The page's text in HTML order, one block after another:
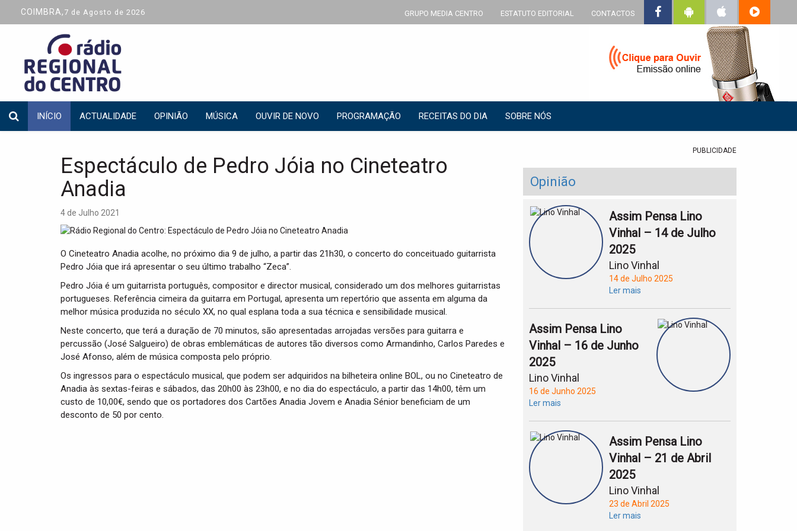
COIMBRA, 7 de Agosto de 2026 GRUPO MEDIA CENTRO ESTATUTO EDITORIAL CONTACTOS
INÍCIO ACTUALIDADE OPINIÃO MÚSICA OUVIR DE NOVO PROGRAMAÇÃO RECEITAS DO DIA SOBRE NÓS
Espectáculo de Pedro Jóia no Cineteatro
Anadia
4 de Julho 2021
O Cineteatro Anadia acolhe, no próximo dia 9 de julho, a partir das 21h30, o concerto do conceituado guitarrista
Pedro Jóia que irá apresentar o seu último trabalho “Zeca”.
Pedro Jóia é um guitarrista português, compositor e director musical, considerado um dos melhores guitarristas
portugueses. Referência cimeira da guitarra em Portugal, apresenta um repertório que assenta em alguma da
melhor música produzida no século XX, no qual esplana toda a sua técnica e sensibilidade musical.
Neste concerto, que terá a duração de 70 minutos, são apresentadas arrojadas versões para guitarra e
percussão (José Salgueiro) de obras emblemáticas de autores tão diversos como Armandinho, Carlos Paredes e
José Afonso, além de música composta pelo próprio.
Os ingressos para o espectáculo musical, que podem ser adquiridos na bilheteira online BOL, ou no Cineteatro de
Anadia às sextas-feiras e sábados, das 20h00 às 23h00, e no dia do espectáculo, a partir das 14h00, têm um
custo de 10,00€, sendo que os portadores dos Cartões Anadia Jovem e Anadia Sénior beneficiam de um
desconto de 50 por cento.
PUBLICIDADE
Opinião
Assim Pensa Lino
Vinhal – 14 de Julho
2025
Lino Vinhal
14 de Julho 2025
Ler mais
Assim Pensa Lino
Vinhal – 16 de Junho
2025
Lino Vinhal
16 de Junho 2025
Ler mais
Assim Pensa Lino
Vinhal – 21 de Abril
2025
Lino Vinhal
23 de Abril 2025
Ler mais